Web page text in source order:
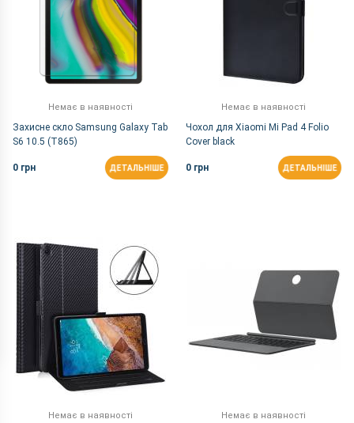
Немає в наявності
Захисне скло Samsung Galaxy Tab
S6 10.5 (T865)
0 грн ДЕТАЛЬНІШЕ
Немає в наявності
Чохол для Xiaomi Mi Pad 4 Folio
Cover black
0 грн ДЕТАЛЬНІШЕ
Немає в наявності Немає в наявності